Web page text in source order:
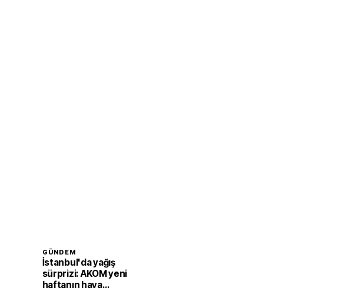
GÜNDEM
İstanbul'da yağış
sürprizi: AKOM yeni
haftanın hava